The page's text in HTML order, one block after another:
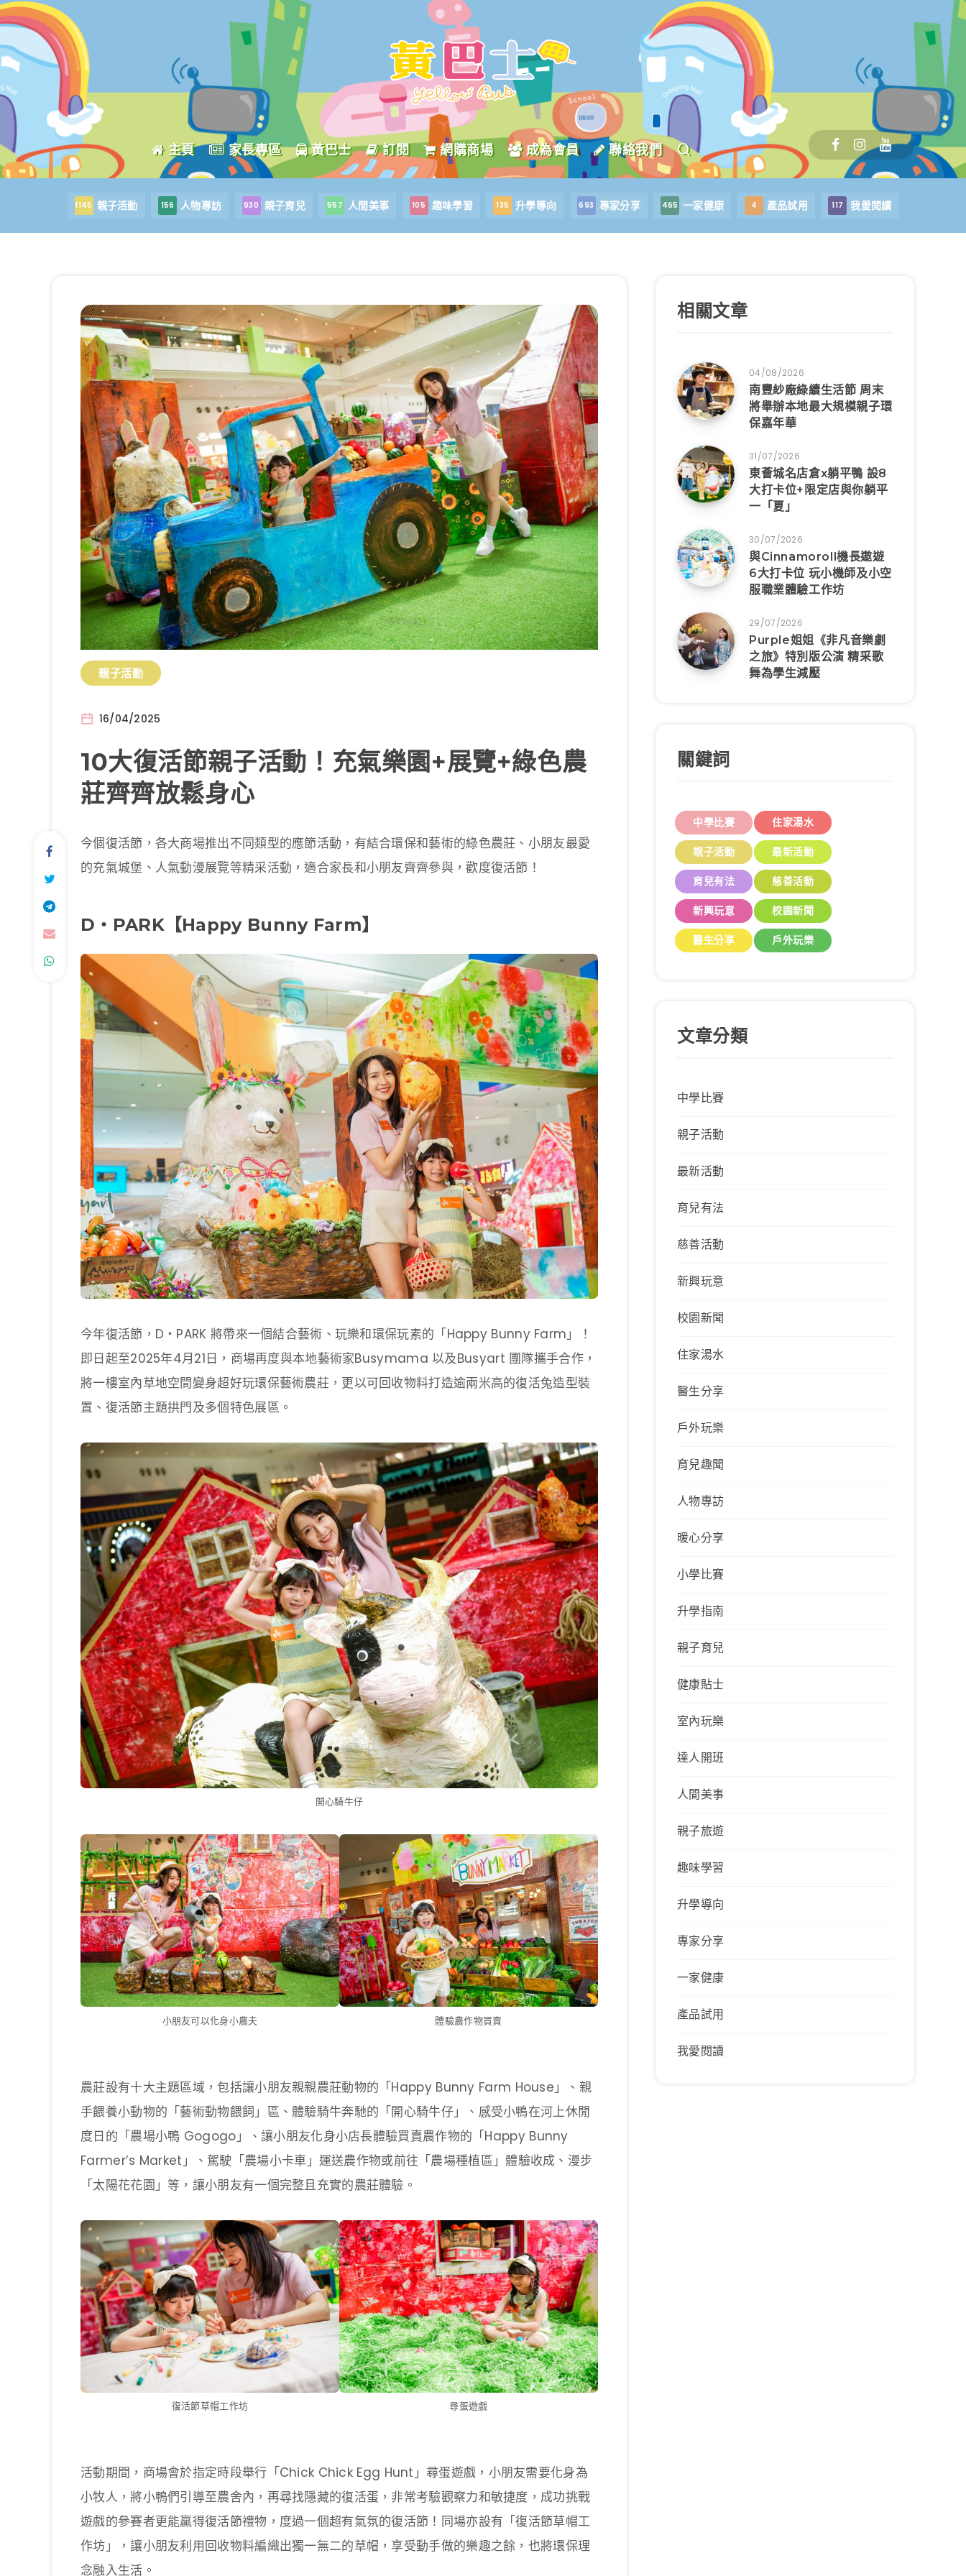
主頁 家長專區 黃巴士 訂閱 網購商場 成為會員 聯絡我們
1145 親子活動 156 人物專訪 930 親子育兒 557 人間美事 105 趣味學習 135 升學導向 693 專家分享 465 一家健康 4 產品試用 117 我愛閱讀
親子活動
16/04/2025
10大復活節親子活動！充氣樂園+展覽+綠色農
莊齊齊放鬆身心
今個復活節，各大商場推出不同類型的應節活動，有結合環保和藝術的綠色農莊、小朋友最愛
的充氣城堡、人氣動漫展覽等精采活動，適合家長和小朋友齊齊參與，歡度復活節！
D‧PARK【Happy Bunny Farm】
今年復活節，D‧PARK 將帶來一個結合藝術、玩樂和環保玩素的「Happy Bunny Farm」！
即日起至2025年4月21日，商場再度與本地藝術家Busymama 以及Busyart 團隊攜手合作，
將一樓室內草地空間變身超好玩環保藝術農莊，更以可回收物料打造逾兩米高的復活兔造型裝
置、復活節主題拱門及多個特色展區。
開心騎牛仔
小朋友可以化身小農夫 體驗農作物買賣
農莊設有十大主題區域，包括讓小朋友親親農莊動物的「Happy Bunny Farm House」、親
手餵養小動物的「藝術動物餵飼」區、體驗騎牛奔馳的「開心騎牛仔」、感受小鴨在河上休閒
度日的「農場小鴨 Gogogo」、讓小朋友化身小店長體驗買賣農作物的「Happy Bunny
Farmer’s Market」、駕駛「農場小卡車」運送農作物或前往「農場種植區」體驗收成、漫步
「太陽花花園」等，讓小朋友有一個完整且充實的農莊體驗。
復活節草帽工作坊 尋蛋遊戲
活動期間，商場會於指定時段舉行「Chick Chick Egg Hunt」尋蛋遊戲，小朋友需要化身為
小牧人，將小鴨們引導至農舍內，再尋找隱藏的復活蛋，非常考驗觀察力和敏捷度，成功挑戰
遊戲的參賽者更能贏得復活節禮物，度過一個超有氣氛的復活節！同場亦設有「復活節草帽工
作坊」，讓小朋友利用回收物料編織出獨一無二的草帽，享受動手做的樂趣之餘，也將環保理
念融入生活。
相關文章
04/08/2026
南豐紗廠綠續生活節 周末
將舉辦本地最大規模親子環
保嘉年華
31/07/2026
東薈城名店倉x躺平鴨 設8
大打卡位+限定店與你躺平
一「夏」
30/07/2026
與Cinnamoroll機長遨遊
6大打卡位 玩小機師及小空
服職業體驗工作坊
29/07/2026
Purple姐姐《非凡音樂劇
之旅》特別版公演 精采歌
舞為學生減壓
關鍵詞
中學比賽 住家湯水
親子活動 最新活動
育兒有法 慈善活動
新興玩意 校園新聞
醫生分享 戶外玩樂
文章分類
中學比賽
親子活動
最新活動
育兒有法
慈善活動
新興玩意
校園新聞
住家湯水
醫生分享
戶外玩樂
育兒趣聞
人物專訪
暖心分享
小學比賽
升學指南
親子育兒
健康貼士
室內玩樂
達人開班
人間美事
親子旅遊
趣味學習
升學導向
專家分享
一家健康
產品試用
我愛閱讀